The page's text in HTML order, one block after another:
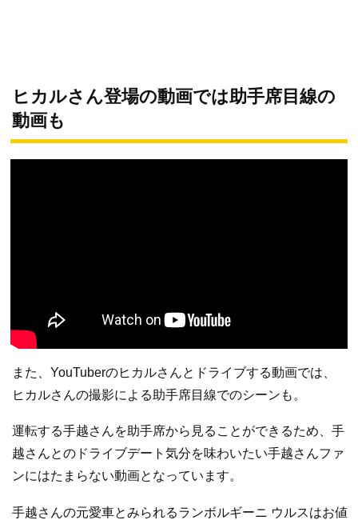
ヒカルさん登場の動画では助手席目線の
動画も
また、YouTuberのヒカルさんとドライブする動画では、
ヒカルさんの撮影による助手席目線でのシーンも。
運転する手越さんを助手席から見ることができるため、手
越さんとのドライブデート気分を味わいたい手越さんファ
ンにはたまらない動画となっています。
手越さんの元愛車とみられるランボルギーニ ウルスはお値